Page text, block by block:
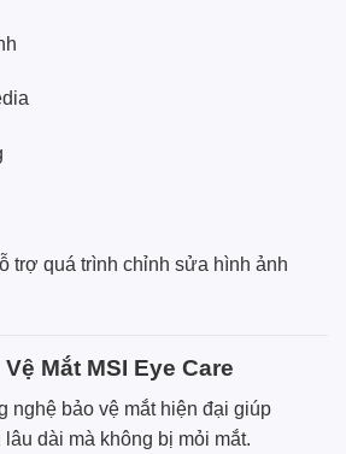
trợ quá trình chỉnh sửa hình ảnh
Mắt MSI Eye Care
nghệ bảo vệ mắt hiện đại giúp
dài mà không bị mỏi mắt.